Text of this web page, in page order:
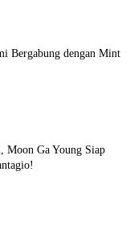
Bergabung dengan Mint
Moon Ga Young Siap